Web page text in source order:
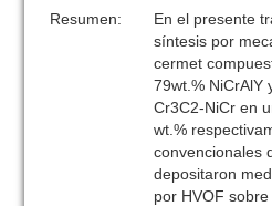
Resumen:
En el presente
síntesis por
cermet
79wt.% NiCrAlY
Cr3C2-NiCr en
wt.%
convencionales
depositaron
por HVOF